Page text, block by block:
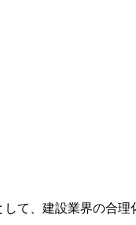
て、建設業界の合理